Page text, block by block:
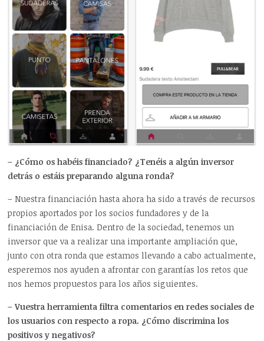
– ¿Cómo os habéis financiado? ¿Tenéis a algún inversor
detrás o estáis preparando alguna ronda?
– Nuestra financiación hasta ahora ha sido a través de recursos
propios aportados por los socios fundadores y de la
financiación de Enisa. Dentro de la sociedad, tenemos un
inversor que va a realizar una importante ampliación que,
junto con otra ronda que estamos llevando a cabo actualmente,
esperemos nos ayuden a afrontar con garantías los retos que
nos hemos propuestos para los años siguientes.
– Vuestra herramienta filtra comentarios en redes sociales de
los usuarios con respecto a ropa. ¿Cómo discrimina los
positivos y negativos?